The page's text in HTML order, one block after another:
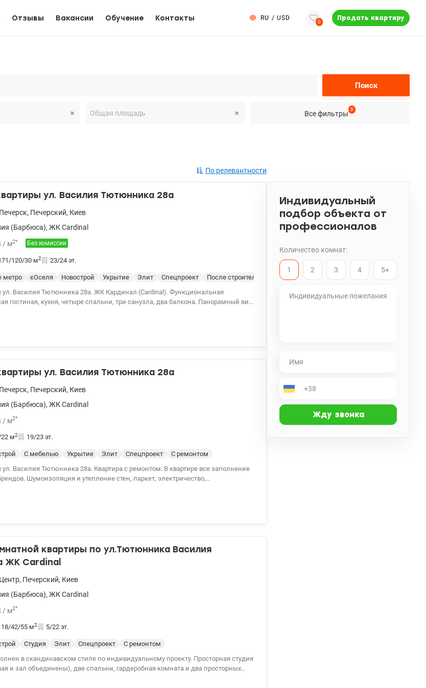
Отзывы Вакансии Обучение Контакты RU / USD
0
Продать квартиру
Поиск
Все фильтры
0
По релевантности
ул. Василия Тютюнника 28а
Печерск, Печерский, Киев
(Барбюса), ЖК Cardinal
/ м2* Без комиссии
120/30 м2 23/24 эт.
метро єОселя Новострой Укрытие Элит Спецпроект
После строителей
Тютюнника 28а. ЖК Кардинал (Cardinal). Функциональная
кухня, четыре спальни, три санузла, два балкона. Панорамный вид
ул. Василия Тютюнника 28а
Печерск, Печерский, Киев
(Барбюса), ЖК Cardinal
/ м2*
м2 19/23 эт.
С мебелью Укрытие Элит Спецпроект
С ремонтом
Василия Тютюнника 28а. Квартира с ремонтом. В квартире все заполнение
Шумоизоляция и утепление стен, паркет, электричество,
квартиры по ул.Тютюнника Василия
ЖК Cardinal
Центр, Печерский, Киев
(Барбюса), ЖК Cardinal
/ м2*
42/55 м2 5/22 эт.
Студия Элит Спецпроект
С ремонтом
в скандинавском стиле по индивидуальному проекту. Просторная студия
и зал объединены), две спальни, гардеробная комната и два просторных
Индивидуальный
подбор объекта от
профессионалов
Количество комнат:
1 2 3 4 5+